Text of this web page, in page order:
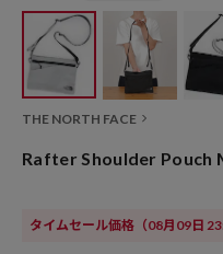
THE NORTH FACE
Rafter Shoulder Pouch
タイムセール価格 （08月09日